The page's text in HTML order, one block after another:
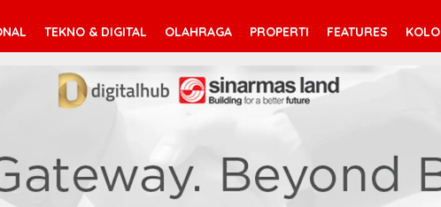
TEKNO & DIGITAL OLAHRAGA PROPERTI FEATURES